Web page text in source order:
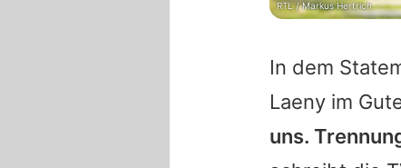
In dem
Laeny im
uns.
RTL / Markus Hertrich